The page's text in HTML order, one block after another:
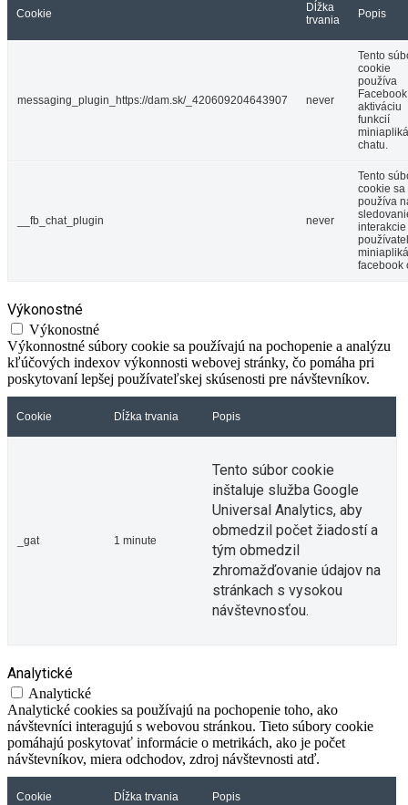
Cookie
Dĺžka
trvania
Popis
messaging_plugin_https://dam.sk/_420609204643907 never
Tento
cookie
používa
aktiváciu
funkcií
chatu.
__fb_chat_plugin never
Tento
cookie sa
používa
interakcie
facebook
Výkonostné
Výkonostné
Výkonnostné súbory cookie sa používajú na pochopenie a analýzu
kľúčových indexov výkonnosti webovej stránky, čo pomáha pri
poskytovaní lepšej používateľskej skúsenosti pre návštevníkov.
Cookie Dĺžka trvania Popis
_gat 1 minute
Tento súbor cookie
inštaluje služba Google
Universal Analytics, aby
obmedzil počet žiadostí a
tým obmedzil
zhromažďovanie údajov na
stránkach s vysokou
návštevnosťou.
Analytické
Analytické
Analytické cookies sa používajú na pochopenie toho, ako
návštevníci interagujú s webovou stránkou. Tieto súbory cookie
pomáhajú poskytovať informácie o metrikách, ako je počet
návštevníkov, miera odchodov, zdroj návštevnosti atď.
Cookie Dĺžka trvania Popis